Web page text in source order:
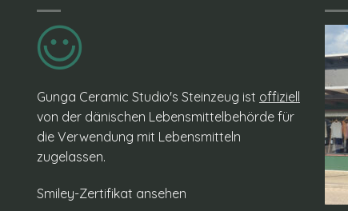
Gunga Ceramic Studio's Steinzeug ist offiziell
von der dänischen Lebensmittelbehörde für
die Verwendung mit Lebensmitteln
zugelassen.
Smiley-Zertifikat ansehen